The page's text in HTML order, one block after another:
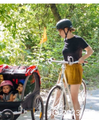
2023/3/8